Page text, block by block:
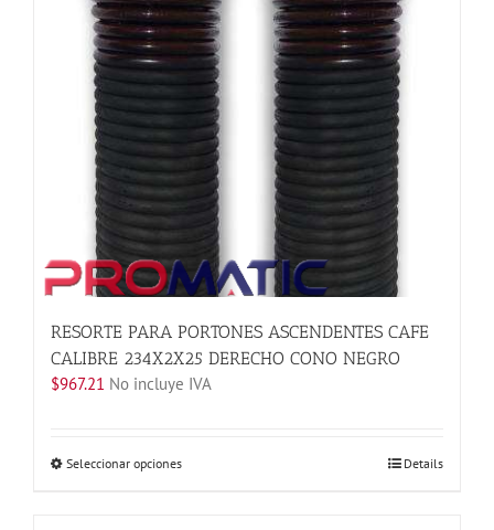
RESORTE PARA PORTONES ASCENDENTES CAFE
CALIBRE 234X2X25 DERECHO CONO NEGRO
$967.21 No incluye IVA
Seleccionar opcionesEste
Details